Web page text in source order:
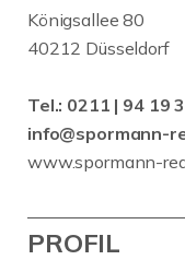
Königsallee 80
40212 Düsseldorf
Tel.: 0211 | 94 19
info@spormann-
www.spormann-
PROFIL